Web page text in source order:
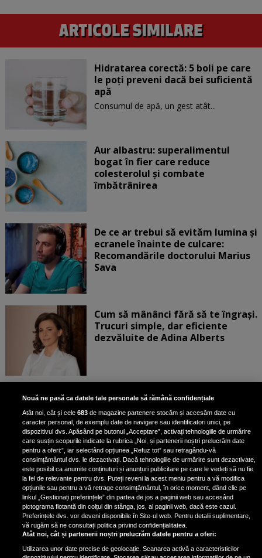
Hidratarea corectă: 5 boli pe care
le poți preveni dacă bei suficientă
apă
Consumul de apă, un gest atât...
Aur albastru: superalimentul
bogat în fier care reduce
colesterolul și combate
îmbătrânirea
De ce ar trebui să evităm lumina și
ecranele înainte de culcare:
Recomandările doctorului Marius
Sava
Cum să mânânci fără să te îngrași.
Trucuri simple, dar eficiente
dezvăluite de Adina Alberts
Exercițiul fizic poate reduce
mortalitatea în cazul a șase tipuri
de cancer, potrivit unui nou raport
Condimentul cu proprietăți
antiinflamatorii care reduce
stresul și îmbunătățește circulația
Nouă ne pasă ca datele tale personale să rămână confidențiale
Atât noi, cât și cele683 de magazine partenere stocăm și accesăm date cu
caracter personal, de exemplu date de navigare sau identificatori unici, pe
dispozitivul dvs. Apăsând pe butonul „Acceptare”, activați tehnologiile de urmărire
care susțin scopurile indicate la rubrica „Noi, și partenerii noștri prelucrăm date
pentru a oferi:”, iar selectând opțiunea „Refuz tot” sau retragându-vă
consimțământul dvs. le dezactivați. Dacă tehnologiile de urmărire sunt dezactivate,
este posibil ca anumite conținuturi și anunțuri publicitare pe care le vedeți să nu fie
la fel de relevante pentru dvs. Puteți reveni la acest meniu pentru a vă modifica
opțiunile sau pentru a vă retrage consimțământul, în orice moment, dând clic pe
linkul „Gestionați preferințele” din partea de jos a paginii web sau accesând
pictograma flotantă din colțul din stânga, jos, al paginii web, dacă este cazul.
Preferințele dvs. vor deveni disponibile în Site-ul web. Pentru detalii suplimentare,
vă rugăm să ne consultați politica privind confidențialitatea.
Atât noi, cât și partenerii noștri prelucrăm datele pentru a oferi:
Utilizarea unor date precise de geolocație. Scanarea activă a caracteristicilor